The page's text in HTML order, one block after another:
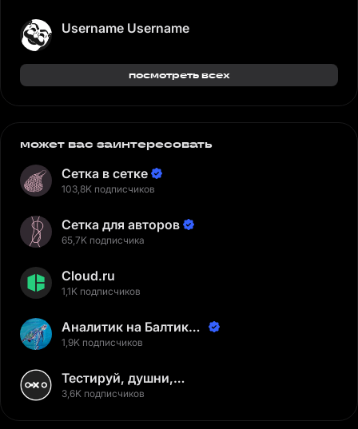
Username Username
посмотреть всех
может вас заинтересовать
Сетка в сетке
103,8K подписчиков
Сетка для авторов
65,7K подписчика
Cloud.ru
1,1K подписчиков
Аналитик на Балтике |
Неверов Станислав
1,9K подписчиков
Тестируй, душни,
наслаждайся
3,6K подписчиков